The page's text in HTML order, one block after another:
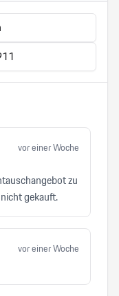
vor einer Woche
zu
gekauft.
vor einer Woche